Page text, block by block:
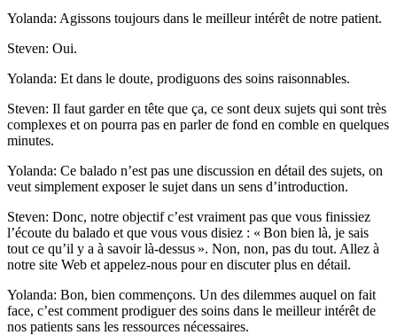
Yolanda: Agissons toujours dans le meilleur intérêt de notre patient.
Steven: Oui.
Yolanda: Et dans le doute, prodiguons des soins raisonnables.
Steven: Il faut garder en tête que ça, ce sont deux sujets qui sont très
complexes et on pourra pas en parler de fond en comble en quelques
minutes.
Yolanda: Ce balado n’est pas une discussion en détail des sujets, on
veut simplement exposer le sujet dans un sens d’introduction.
Steven: Donc, notre objectif c’est vraiment pas que vous finissiez
l’écoute du balado et que vous vous disiez : « Bon bien là, je sais
tout ce qu’il y a à savoir là-dessus ». Non, non, pas du tout. Allez à
notre site Web et appelez-nous pour en discuter plus en détail.
Yolanda: Bon, bien commençons. Un des dilemmes auquel on fait
face, c’est comment prodiguer des soins dans le meilleur intérêt de
nos patients sans les ressources nécessaires.